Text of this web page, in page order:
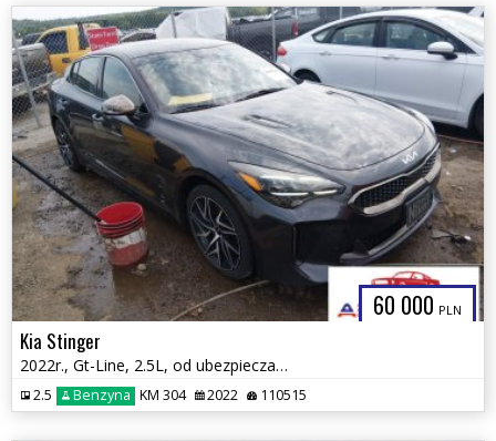
60 000 PLN
Kia Stinger
2022r., Gt-Line, 2.5L, od ubezpieczalni
2.5 Benzyna KM 304 2022 110515